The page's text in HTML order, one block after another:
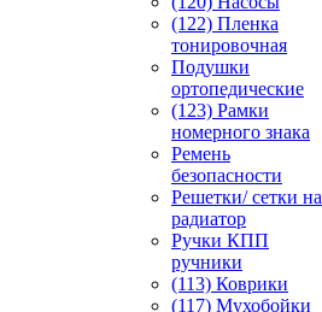
(122) Пленка
тонировочная
Подушки
ортопедические
(123) Рамки
номерного знака
Ремень
безопасности
Решетки/ сетки на
радиатор
Ручки КПП
ручники
(113) Коврики
(117) Мухобойки